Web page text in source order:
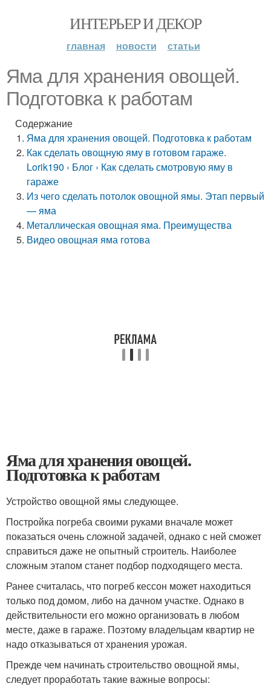
ИНТЕРЬЕР И ДЕКОР
главная новости статьи
Яма для хранения овощей.
Подготовка к работам
Содержание
Яма для хранения овощей. Подготовка к работам
Как сделать овощную яму в готовом гараже.
Lorik190 › Блог › Как сделать смотровую яму в
гараже
Из чего сделать потолок овощной ямы. Этап первый
— яма
Металлическая овощная яма. Преимущества
Видео овощная яма готова
Яма для хранения овощей.
Подготовка к работам
Устройство овощной ямы следующее.
Постройка погреба своими руками вначале может
показаться очень сложной задачей, однако с ней сможет
справиться даже не опытный строитель. Наиболее
сложным этапом станет подбор подходящего места.
Ранее считалась, что погреб кессон может находиться
только под домом, либо на дачном участке. Однако в
действительности его можно организовать в любом
месте, даже в гараже. Поэтому владельцам квартир не
надо отказываться от хранения урожая.
Прежде чем начинать строительство овощной ямы,
следует проработать такие важные вопросы: